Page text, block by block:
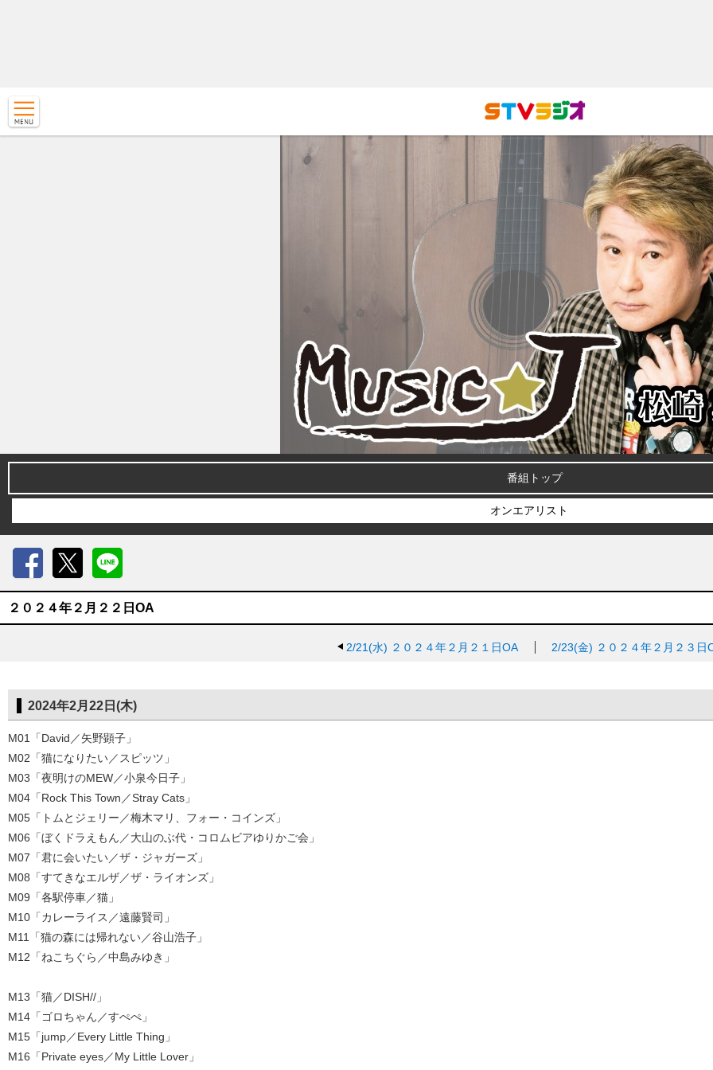
番組トップ
オンエアリスト
２０２４年２月２２日OA
2/21(水) ２０２４年２月２１日OA 2/23(金) ２０２４年２月２３日
2024年2月22日(木)
M01「David／矢野顕子」
M02「猫になりたい／スピッツ」
M03「夜明けのMEW／小泉今日子」
M04「Rock This Town／Stray Cats」
M05「トムとジェリー／梅木マリ、フォー・コインズ」
M06「ぼくドラえもん／大山のぶ代・コロムビアゆりかご会」
M07「君に会いたい／ザ・ジャガーズ」
M08「すてきなエルザ／ザ・ライオンズ」
M09「各駅停車／猫」
M10「カレーライス／遠藤賢司」
M11「猫の森には帰れない／谷山浩子」
M12「ねこちぐら／中島みゆき」
M13「猫／DISH//」
M14「ゴロちゃん／すぺぺ」
M15「jump／Every Little Thing」
M16「Private eyes／My Little Lover」